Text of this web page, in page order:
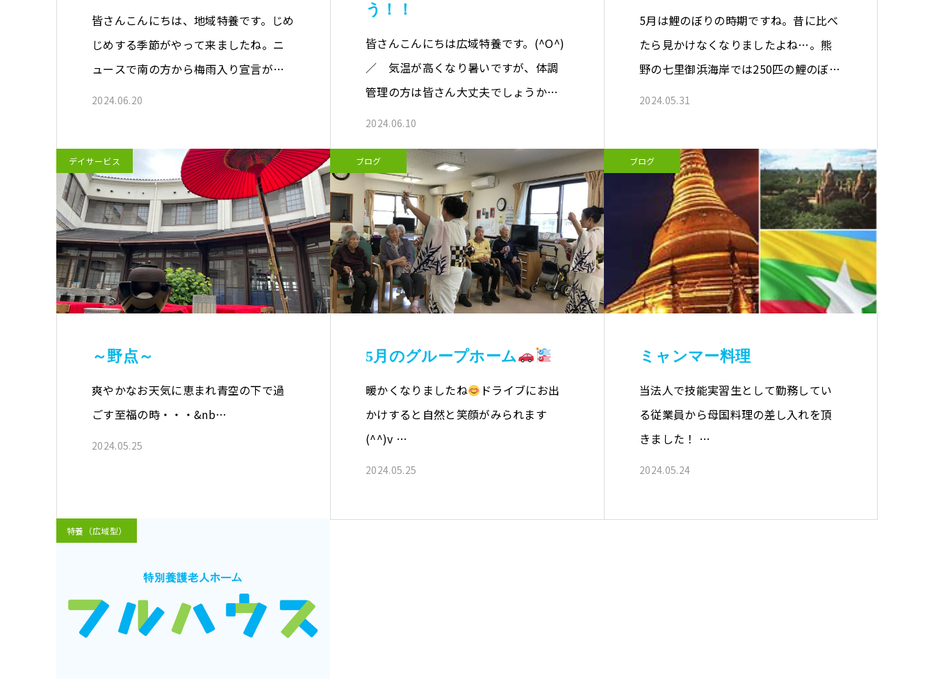
皆さんこんにちは、地域特養です。じめ
じめする季節がやって来ましたね。ニ
ュースで南の方から梅雨入り宣言が…
2024.06.20
う！！
皆さんこんにちは広域特養です。(^O^)
／ 気温が高くなり暑いですが、体調
管理の方は皆さん大丈夫でしょうか？
水…
2024.06.10
5月は鯉のぼりの時期ですね。昔に比べ
たら見かけなくなりましたよね…。熊
野の七里御浜海岸では250匹の鯉のぼり
が…
2024.05.31
デイサービス
～野点～
爽やかなお天気に恵まれ青空の下で過
ごす至福の時・・・&nb…
2024.05.25
ブログ
5月のグループホーム
暖かくなりましたね
ドライブにお出
かけすると自然と笑顔がみられます
(^^)v …
2024.05.25
ブログ
ミャンマー料理
当法人で技能実習生として勤務してい
る従業員から母国料理の差し入れを頂
きました！ …
2024.05.24
特養（広域型）